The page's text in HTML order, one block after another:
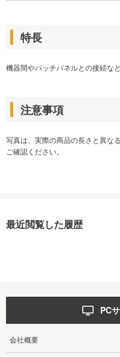
特長
機器間やパッチパネルとの接続な
注意事項
写真は、実際の商品の長さと異な
ご確認ください。
最近閲覧した履歴
PC
会社概要